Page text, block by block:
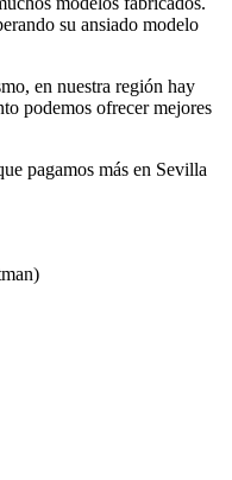
su ansiado modelo
en nuestra región hay
podemos ofrecer mejores
pagamos más en Sevilla